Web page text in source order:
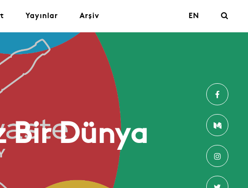
Yayınlar Arşiv EN
Bir Dünya